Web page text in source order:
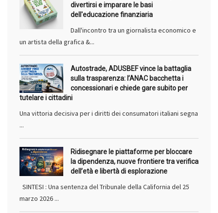
divertirsi e imparare le basi
dell'educazione finanziaria
Dall'incontro tra un giornalista economico e
un artista della grafica &...
Autostrade, ADUSBEF vince la battaglia
sulla trasparenza: l’ANAC bacchetta i
concessionari e chiede gare subito per
tutelare i cittadini
Una vittoria decisiva per i diritti dei consumatori italiani segna
...
Ridisegnare le piattaforme per bloccare
la dipendenza, nuove frontiere tra verifica
dell’età e libertà di esplorazione
SINTESI : Una sentenza del Tribunale della California del 25
marzo 2026 ...